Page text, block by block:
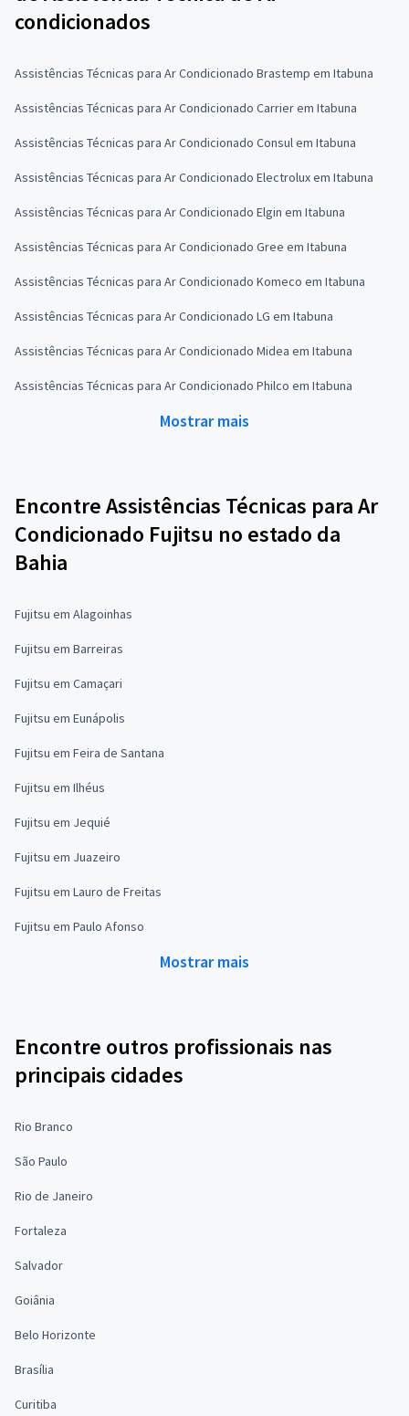
condicionados
Assistências Técnicas para Ar Condicionado Brastemp em Itabuna
Assistências Técnicas para Ar Condicionado Carrier em Itabuna
Assistências Técnicas para Ar Condicionado Consul em Itabuna
Assistências Técnicas para Ar Condicionado Electrolux em Itabuna
Assistências Técnicas para Ar Condicionado Elgin em Itabuna
Assistências Técnicas para Ar Condicionado Gree em Itabuna
Assistências Técnicas para Ar Condicionado Komeco em Itabuna
Assistências Técnicas para Ar Condicionado LG em Itabuna
Assistências Técnicas para Ar Condicionado Midea em Itabuna
Assistências Técnicas para Ar Condicionado Philco em Itabuna
Mostrar mais
Encontre Assistências Técnicas para Ar
Condicionado Fujitsu no estado da
Bahia
Fujitsu em Alagoinhas
Fujitsu em Barreiras
Fujitsu em Camaçari
Fujitsu em Eunápolis
Fujitsu em Feira de Santana
Fujitsu em Ilhéus
Fujitsu em Jequié
Fujitsu em Juazeiro
Fujitsu em Lauro de Freitas
Fujitsu em Paulo Afonso
Mostrar mais
Encontre outros profissionais nas
principais cidades
Rio Branco
São Paulo
Rio de Janeiro
Fortaleza
Salvador
Goiânia
Belo Horizonte
Brasília
Curitiba